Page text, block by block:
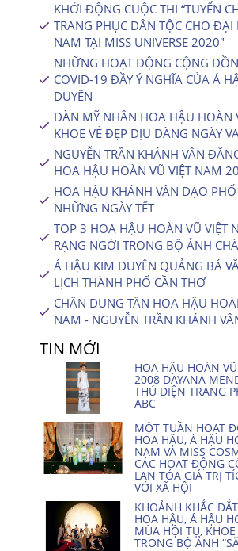
KHỞI ĐỘNG CUỘC THI “TUYỂN
TRANG PHỤC DÂN TỘC CHO ĐẠI
NAM TẠI MISS UNIVERSE 2020″
NHỮNG HOẠT ĐỘNG CỘNG
COVID-19 ĐẦY Ý NGHĨA CỦA Á
DUYÊN
DÀN MỸ NHÂN HOA HẬU HOÀN
KHOE VẺ ĐẸP DỊU DÀNG NGÀY
NGUYỄN TRẦN KHÁNH VÂN
HOA HẬU HOÀN VŨ VIỆT NAM
HOA HẬU KHÁNH VÂN DẠO
NHỮNG NGÀY TẾT
TOP 3 HOA HẬU HOÀN VŨ VIỆT
RẠNG NGỜI TRONG BỘ ẢNH
Á HẬU KIM DUYÊN QUẢNG BÁ
LỊCH THÀNH PHỐ CẦN THƠ
CHÂN DUNG TÂN HOA HẬU
NAM - NGUYỄN TRẦN KHÁNH
TIN MỚI
HOA HẬU HOÀN
2008 DAYANA
THÚ DIỆN TRANG
ABC
MỘT TUẦN HOẠT
HOA HẬU, Á HẬU
NAM VÀ MISS
CÁC HOẠT ĐỘNG
LAN TỎA GIÁ TRỊ
VỚI XÃ HỘI
KHOẢNH KHẮC
HOA HẬU, Á HẬU
MÙA HỘI TỤ,
TRONG BỘ ẢNH